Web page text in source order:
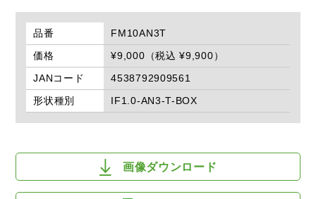
品番
FM10AN3T
価格
¥9,000（税込 ¥9,900）
JANコード
4538792909561
形状種別
IF1.0-AN3-T-BOX
画像ダウンロード